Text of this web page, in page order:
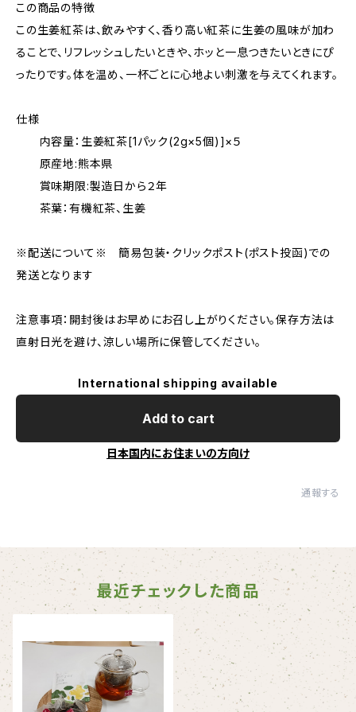
この商品の特徴
この生姜紅茶は、飲みやすく、香り高い紅茶に生姜の風味が加わ
ることで、リフレッシュしたいときや、ホッと一息つきたいときにぴ
ったりです。体を温め、一杯ごとに心地よい刺激を与えてくれます。
仕様
内容量：生姜紅茶[1パック(2g×5個)]×５
原産地:熊本県
賞味期限:製造日から２年
茶葉：有機紅茶、生姜
※配送について※ 簡易包装・クリックポスト(ポスト投函)での
発送となります
注意事項：開封後はお早めにお召し上がりください。保存方法は
直射日光を避け、涼しい場所に保管してください。
International shipping available
Add to cart
日本国内にお住まいの方向け
通報する
最近チェックした商品